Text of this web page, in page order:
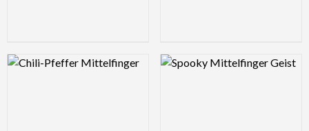
Logo Preview Image Logo Preview Image